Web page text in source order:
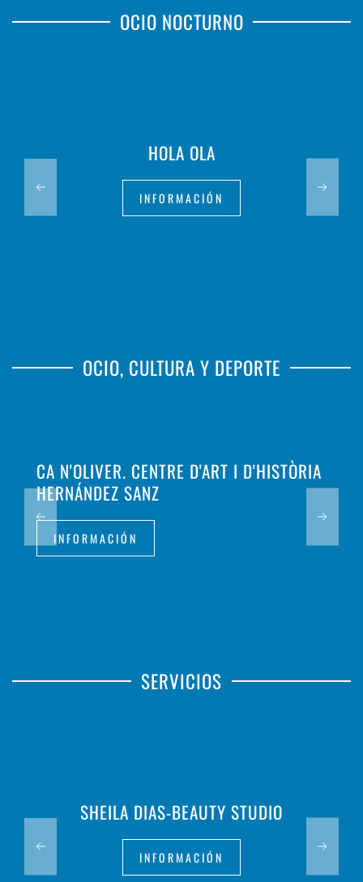
OCIO NOCTURNO
HOLA OLA
INFORMACIÓN
OCIO, CULTURA Y DEPORTE
CA N'OLIVER. CENTRE D'ART I D'HISTÒRIA
HERNÁNDEZ SANZ
INFORMACIÓN
SERVICIOS
SHEILA DIAS-BEAUTY STUDIO
INFORMACIÓN